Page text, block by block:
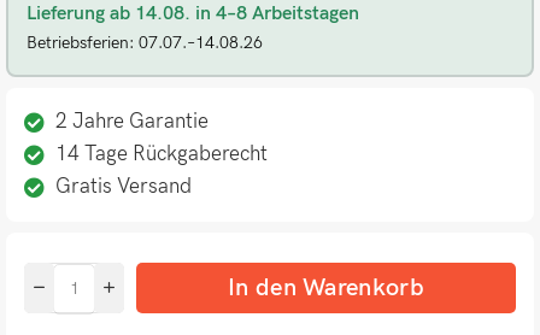
Lieferung ab 14.08. in 4–8 Arbeitstagen
Betriebsferien: 07.07.–14.08.26
2 Jahre Garantie
14 Tage Rückgaberecht
Gratis Versand
In den Warenkorb